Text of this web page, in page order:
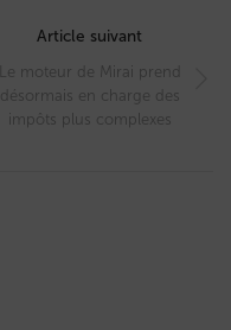
Article suivant
Le moteur de Mirai prend
désormais en charge des
impôts plus complexes